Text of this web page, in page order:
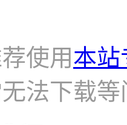
使用本站
法下载等